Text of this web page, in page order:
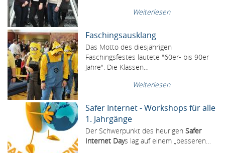
Weiterlesen
Faschingsausklang
Das Motto des diesjährigen
Faschingsfestes lautete "60er- bis 90er
Jahre". Die Klassen…
Weiterlesen
Safer Internet - Workshops für alle
1. Jahrgänge
Der Schwerpunkt des heurigen Safer
Internet Days lag auf einem „besseren…